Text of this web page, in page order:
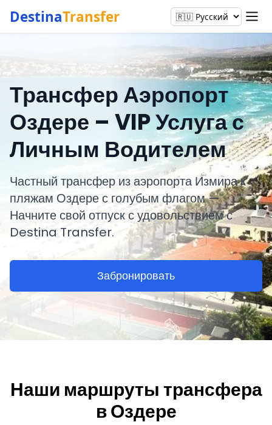
DestinaTransfer
Трансфер Аэропорт
Оздере – VIP Услуга с
Личным Водителем
Частный трансфер из аэропорта Измира к
пляжам Оздере с голубым флагом —
Начните свой отпуск с удовольствием с
Destina Transfer.
Забронировать
Наши маршруты трансфера
в Оздере